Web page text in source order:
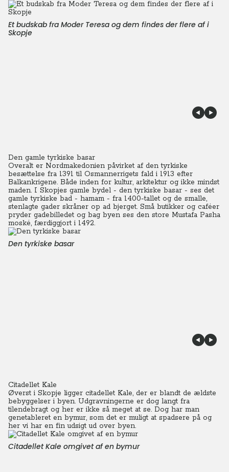
Et budskab fra Moder Teresa og dem findes der flere af i
Skopje
Den gamle tyrkiske basar
Overalt er Nordmakedonien påvirket af den tyrkiske
besættelse fra 1391 til Osmannerrigets fald i 1913 efter
Balkankrigene. Både inden for kultur, arkitektur og ikke mindst
maden. I Skopjes gamle bydel - den tyrkiske basar - ses det
gamle tyrkiske bad - hamam - fra 1400-tallet og de smalle,
stenlagte gader skråner op ad bjerget. Små butikker og caféer
pryder gadebilledet og bag byen ses den store Mustafa Pasha
moské, færdiggjort i 1492.
Den tyrkiske basar
Citadellet Kale
Øverst i Skopje ligger citadellet Kale, der er blandt de ældste
bebyggelser i byen. Udgravningerne er dog langt fra
tilendebragt og her er ikke så meget at se. Dog har man
genetableret en bymur, som det er muligt at spadsere på og
her vi har en fin udsigt ud over byen.
Citadellet Kale omgivet af en bymur